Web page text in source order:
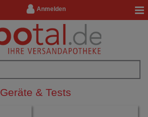
Anmelden
Geräte & Tests